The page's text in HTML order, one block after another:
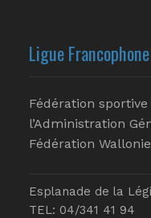
Ligue
Fédération
l’Administration
Fédération
Esplanade de la
TEL: 04/341 41 94